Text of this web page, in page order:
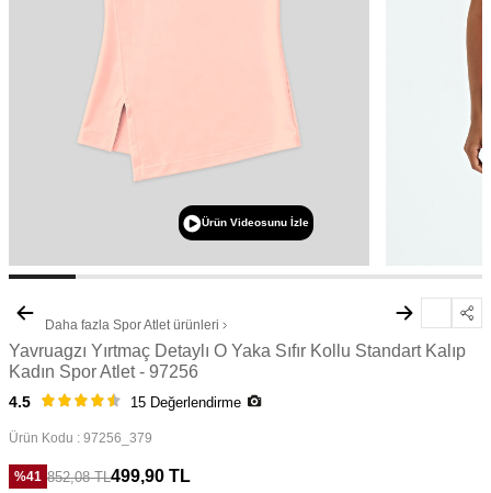
Ürün Videosunu İzle
Daha fazla Spor Atletürünleri
Yavruagzı Yırtmaç Detaylı O Yaka Sıfır Kollu Standart Kalıp
Kadın Spor Atlet - 97256
4.5 15 Değerlendirme
Ürün Kodu : 97256_379
%41 852,08TL499,90 TL